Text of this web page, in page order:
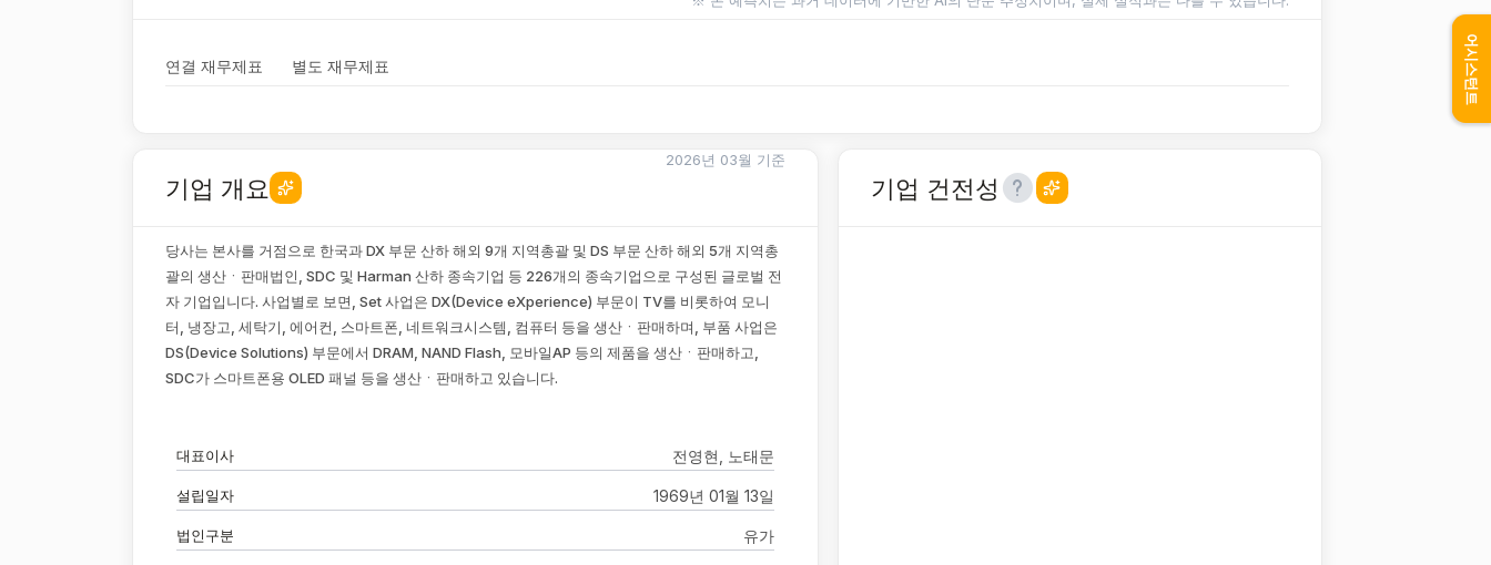
연결 재무제표 별도 재무제표
기업 개요
2026년 03월 기준
당사는 본사를 거점으로 한국과 DX 부문 산하 해외 9개 지역총괄 및 DS 부문 산하 해외 5개 지역총
괄의 생산ㆍ판매법인, SDC 및 Harman 산하 종속기업 등 226개의 종속기업으로 구성된 글로벌 전
자 기업입니다. 사업별로 보면, Set 사업은 DX(Device eXperience) 부문이 TV를 비롯하여 모니
터, 냉장고, 세탁기, 에어컨, 스마트폰, 네트워크시스템, 컴퓨터 등을 생산ㆍ판매하며, 부품 사업은
DS(Device Solutions) 부문에서 DRAM, NAND Flash, 모바일AP 등의 제품을 생산ㆍ판매하고,
SDC가 스마트폰용 OLED 패널 등을 생산ㆍ판매하고 있습니다.
대표이사 전영현, 노태문
설립일자 1969년 01월 13일
법인구분 유가
기업 건전성
어시스턴트